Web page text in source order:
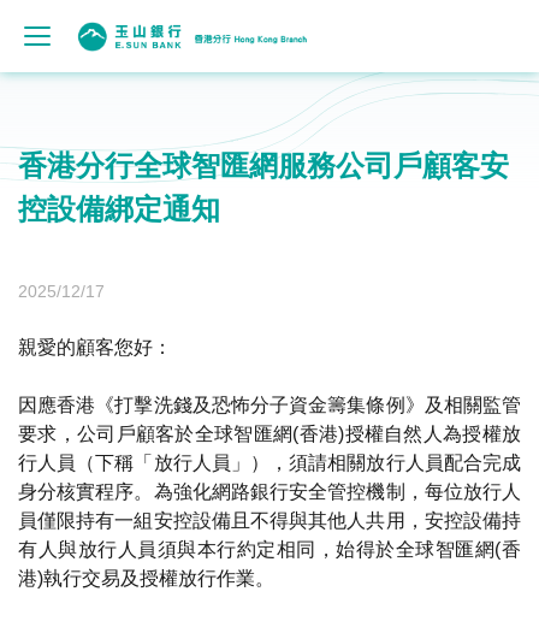
香港分行全球智匯網服務公司戶顧客安
控設備綁定通知
2025/12/17
親愛的顧客您好：
因應香港《打擊洗錢及恐怖分子資金籌集條例》及相關監管
要求，公司戶顧客於全球智匯網(香港)授權自然人為授權放
行人員（下稱「放行人員」），須請相關放行人員配合完成
身分核實程序。為強化網路銀行安全管控機制，每位放行人
員僅限持有一組安控設備且不得與其他人共用，安控設備持
有人與放行人員須與本行約定相同，始得於全球智匯網(香
港)執行交易及授權放行作業。